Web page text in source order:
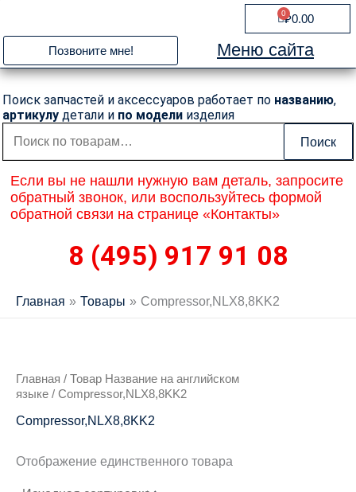
содержимому
₽0.00
0
Cart
Позвоните мне! Меню сайта
Поиск запчастей и аксессуаров работает по названию,
артикулу детали и по модели изделия
Искать:
Поиск
Если вы не нашли нужную вам деталь, запросите
обратный звонок, или воспользуйтесь формой
обратной связи на странице «Контакты»
8 (495) 917 91 08
Главная Товары Compressor,NLX8,8KK2
Главная / Товар Название на английском
языке / Compressor,NLX8,8KK2
Compressor,NLX8,8KK2
Отображение единственного товара